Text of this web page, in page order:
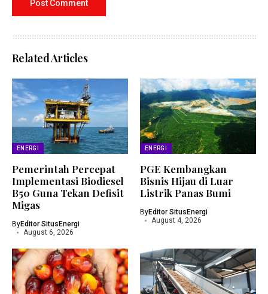
Related Articles
ENERGI
Pemerintah Percepat
Implementasi Biodiesel
B50 Guna Tekan Defisit
Migas
ByEditor SitusEnergi
August 6, 2026
ENERGI
PGE Kembangkan
Bisnis Hijau di Luar
Listrik Panas Bumi
ByEditor SitusEnergi
August 4, 2026